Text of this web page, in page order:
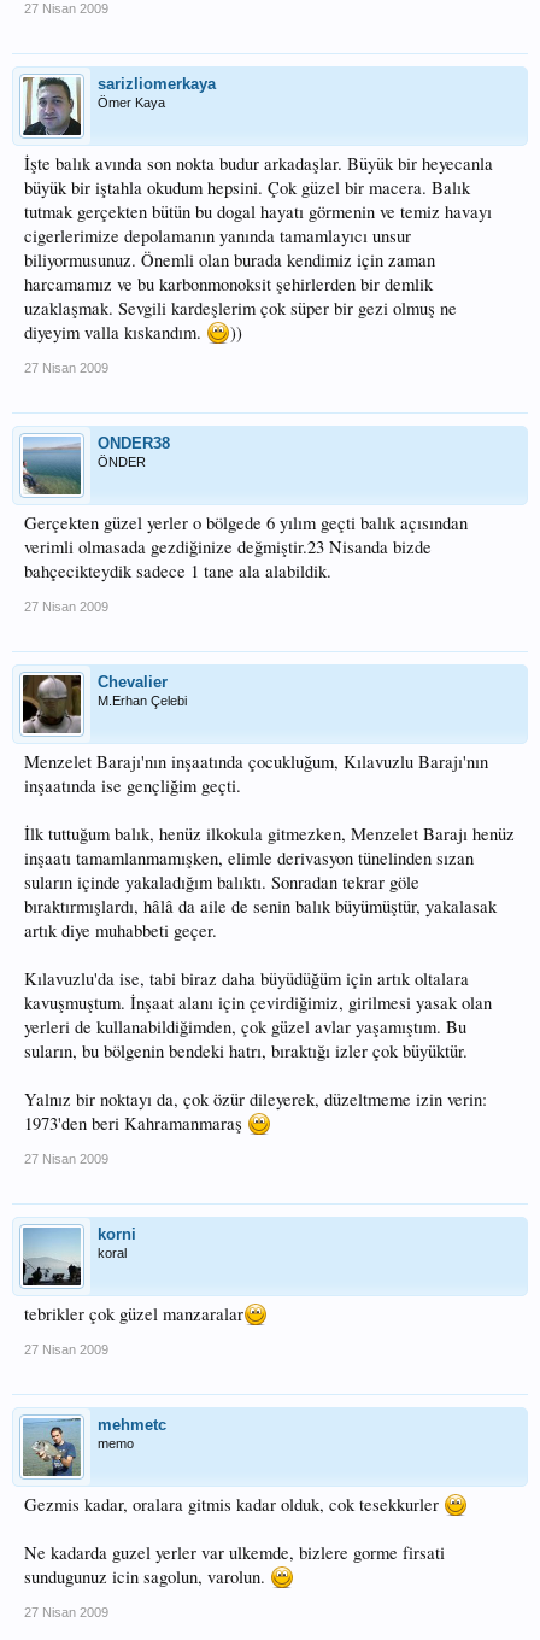
27 Nisan 2009
sarizliomerkaya
Ömer Kaya
İşte balık avında son nokta budur arkadaşlar. Büyük bir heyecanla
büyük bir iştahla okudum hepsini. Çok güzel bir macera. Balık
tutmak gerçekten bütün bu dogal hayatı görmenin ve temiz havayı
cigerlerimize depolamanın yanında tamamlayıcı unsur
biliyormusunuz. Önemli olan burada kendimiz için zaman
harcamamız ve bu karbonmonoksit şehirlerden bir demlik
uzaklaşmak. Sevgili kardeşlerim çok süper bir gezi olmuş ne
diyeyim valla kıskandım.
))
27 Nisan 2009
ONDER38
ÖNDER
Gerçekten güzel yerler o bölgede 6 yılım geçti balık açısından
verimli olmasada gezdiğinize değmiştir.23 Nisanda bizde
bahçecikteydik sadece 1 tane ala alabildik.
27 Nisan 2009
Chevalier
M.Erhan Çelebi
Menzelet Barajı'nın inşaatında çocukluğum, Kılavuzlu Barajı'nın
inşaatında ise gençliğim geçti.
İlk tuttuğum balık, henüz ilkokula gitmezken, Menzelet Barajı henüz
inşaatı tamamlanmamışken, elimle derivasyon tünelinden sızan
suların içinde yakaladığım balıktı. Sonradan tekrar göle
bıraktırmışlardı, hâlâ da aile de senin balık büyümüştür, yakalasak
artık diye muhabbeti geçer.
Kılavuzlu'da ise, tabi biraz daha büyüdüğüm için artık oltalara
kavuşmuştum. İnşaat alanı için çevirdiğimiz, girilmesi yasak olan
yerleri de kullanabildiğimden, çok güzel avlar yaşamıştım. Bu
suların, bu bölgenin bendeki hatrı, bıraktığı izler çok büyüktür.
Yalnız bir noktayı da, çok özür dileyerek, düzeltmeme izin verin:
1973'den beri Kahramanmaraş
27 Nisan 2009
korni
koral
tebrikler çok güzel manzaralar
27 Nisan 2009
mehmetc
memo
Gezmis kadar, oralara gitmis kadar olduk, cok tesekkurler
Ne kadarda guzel yerler var ulkemde, bizlere gorme firsati
sundugunuz icin sagolun, varolun.
27 Nisan 2009